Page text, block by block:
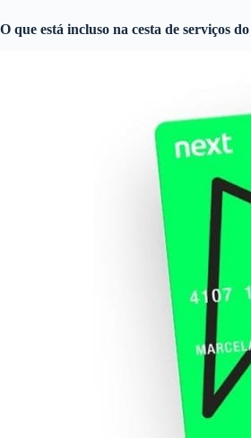
O que está incluso na cesta de serviços do